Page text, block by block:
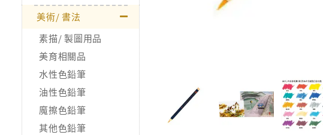
美術/ 書法
素描/ 製圖用品
美育相關品
水性色鉛筆
油性色鉛筆
魔擦色鉛筆
其他色鉛筆